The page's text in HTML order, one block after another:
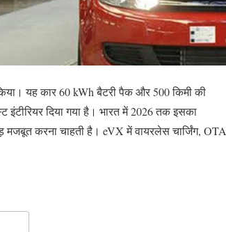
यह कार 60 kWh बैटरी पैक और 500 किमी की
दिया गया है। भारत में 2026 तक इसका
करना चाहती है। eVX में वायरलेस चार्जिंग, OTA